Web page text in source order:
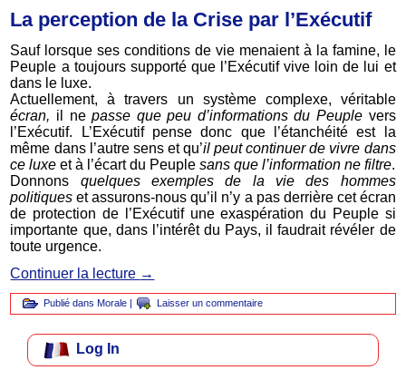
La perception de la Crise par l’Exécutif
Sauf lorsque ses conditions de vie menaient à la famine, le
Peuple a toujours supporté que l’Exécutif vive loin de lui et
dans le luxe.
Actuellement, à travers un système complexe, véritable
écran, il nepasse que peu d’informations du Peuplevers
l’Exécutif. L’Exécutif pense donc que l’étanchéité est la
même dans l’autre sens et qu’il peut continuer de vivre dans
ce luxe et à l’écart du Peuplesans que l’information ne filtre.
Donnons quelques exemples de la vie des hommes
politiques et assurons-nous qu’il n’y a pas derrière cet écran
de protection de l’Exécutif une exaspération du Peuple si
importante que, dans l’intérêt du Pays, il faudrait révéler de
toute urgence.
Continuer la lecture →
Publié dans Morale | Laisser un commentaire
Log In